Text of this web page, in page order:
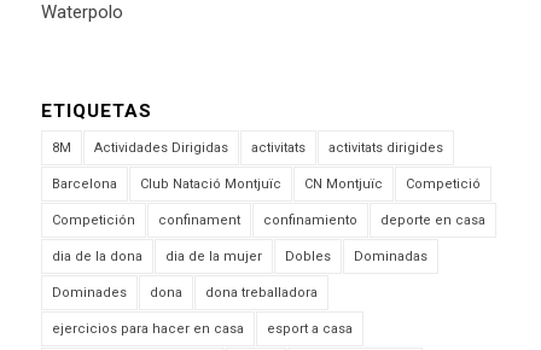
Waterpolo
ETIQUETAS
8M Actividades Dirigidas activitats activitats dirigides
Barcelona Club Natació Montjuïc CN Montjuïc Competició
Competición confinament confinamiento deporte en casa
dia de la dona dia de la mujer Dobles Dominadas
Dominades dona dona treballadora
ejercicios para hacer en casa esport a casa